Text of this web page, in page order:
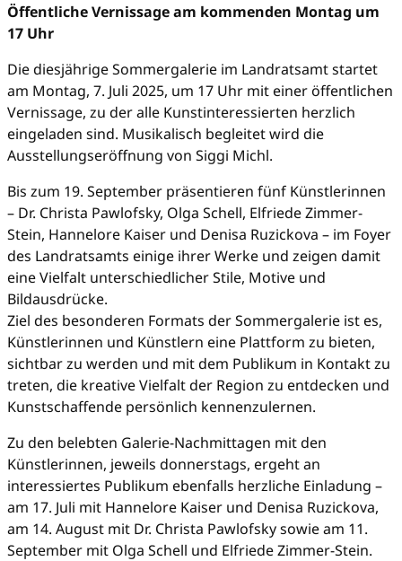
Öffentliche Vernissage am kommenden Montag um
17 Uhr
Die diesjährige Sommergalerie im Landratsamt startet
am Montag, 7. Juli 2025, um 17 Uhr mit einer öffentlichen
Vernissage, zu der alle Kunstinteressierten herzlich
eingeladen sind. Musikalisch begleitet wird die
Ausstellungseröffnung von Siggi Michl.
Bis zum 19. September präsentieren fünf Künstlerinnen
– Dr. Christa Pawlofsky, Olga Schell, Elfriede Zimmer-
Stein, Hannelore Kaiser und Denisa Ruzickova – im Foyer
des Landratsamts einige ihrer Werke und zeigen damit
eine Vielfalt unterschiedlicher Stile, Motive und
Bildausdrücke.
Ziel des besonderen Formats der Sommergalerie ist es,
Künstlerinnen und Künstlern eine Plattform zu bieten,
sichtbar zu werden und mit dem Publikum in Kontakt zu
treten, die kreative Vielfalt der Region zu entdecken und
Kunstschaffende persönlich kennenzulernen.
Zu den belebten Galerie-Nachmittagen mit den
Künstlerinnen, jeweils donnerstags, ergeht an
interessiertes Publikum ebenfalls herzliche Einladung –
am 17. Juli mit Hannelore Kaiser und Denisa Ruzickova,
am 14. August mit Dr. Christa Pawlofsky sowie am 11.
September mit Olga Schell und Elfriede Zimmer-Stein.